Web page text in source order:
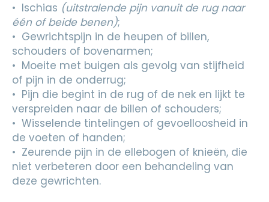
• Ischias (uitstralende pijn vanuit de rug naar
één of beide benen);
• Gewrichtspijn in de heupen of billen,
schouders of bovenarmen;
• Moeite met buigen als gevolg van stijfheid
of pijn in de onderrug;
• Pijn die begint in de rug of de nek en lijkt te
verspreiden naar de billen of schouders;
• Wisselende tintelingen of gevoelloosheid in
de voeten of handen;
• Zeurende pijn in de ellebogen of knieën, die
niet verbeteren door een behandeling van
deze gewrichten.